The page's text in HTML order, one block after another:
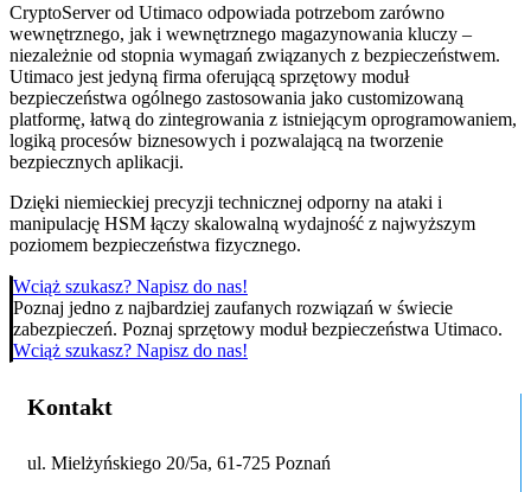
CryptoServer od Utimaco odpowiada potrzebom zarówno
wewnętrznego, jak i wewnętrznego magazynowania kluczy –
niezależnie od stopnia wymagań związanych z bezpieczeństwem.
Utimaco jest jedyną firma oferującą sprzętowy moduł
bezpieczeństwa ogólnego zastosowania jako customizowaną
platformę, łatwą do zintegrowania z istniejącym oprogramowaniem,
logiką procesów biznesowych i pozwalającą na tworzenie
bezpiecznych aplikacji.
Dzięki niemieckiej precyzji technicznej odporny na ataki i
manipulację HSM łączy skalowalną wydajność z najwyższym
poziomem bezpieczeństwa fizycznego.
Wciąż szukasz? Napisz do nas!
Poznaj jedno z najbardziej zaufanych rozwiązań w świecie
zabezpieczeń. Poznaj sprzętowy moduł bezpieczeństwa Utimaco.
Wciąż szukasz? Napisz do nas!
Kontakt
ul. Mielżyńskiego 20/5a, 61-725 Poznań